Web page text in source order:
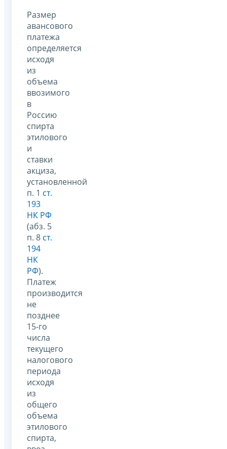
Размер
авансового
платежа
определяется
исходя
из
объема
ввозимого
в
Россию
спирта
этилового
и
ставки
акциза,
установленной
п. 1 ст.
193
НК РФ
(абз. 5
п. 8 ст.
194
НК
РФ).
Платеж
производится
не
позднее
15-го
числа
текущего
налогового
периода
исходя
из
общего
объема
этилового
спирта,